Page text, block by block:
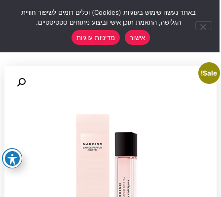
Sale!
באתר נעשה שימוש בעוגיות (Cookies) וכלים דומים לשיפור חוויית
הגלישה, התאמת תוכן אישי וביצוע ניתוחים סטטיסטיים.
אישור
מדיניות עוגיות